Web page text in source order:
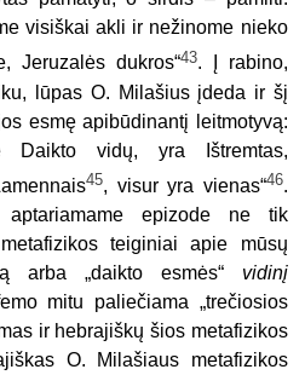
visiškai akli ir nežinome nieko
Jeruzalės dukros“43. Į rabino,
lūpas O. Milašius įdeda ir šį
esmę apibūdinantį leitmotyvą:
Daikto vidų, yra Ištrem­tas,
45, visur yra vienas“46.
epizode ne tik
teiginiai apie mūsų
arba „daikto esmės“ vidinį
mitu paliečia­ma „trečiosios
ir hebrajiškų šios metafizikos
O. Milašiaus metafizikos